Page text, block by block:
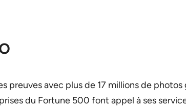
preuves avec plus de 17 millions de
du Fortune 500 font appel à ses